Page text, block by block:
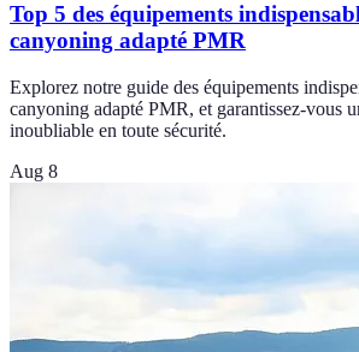
Top 5 des équipements
canyoning adapté PMR
Explorez notre guide des équipements
canyoning adapté PMR, et garantissez-vous
inoubliable en toute sécurité.
Aug 8